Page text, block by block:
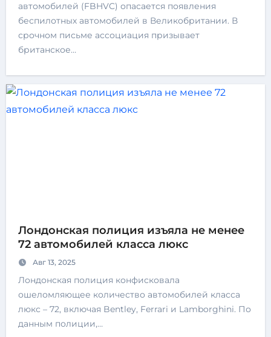
автомобилей (FBHVC) опасается появления
беспилотных автомобилей в Великобритании. В
срочном письме ассоциация призывает
британское…
Лондонская полиция изъяла не менее
72 автомобилей класса люкс
Авг 13, 2025
Лондонская полиция конфисковала
ошеломляющее количество автомобилей класса
люкс – 72, включая Bentley, Ferrari и Lamborghini. По
данным полиции,…